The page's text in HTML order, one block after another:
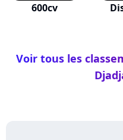
600cv
Voir tous les